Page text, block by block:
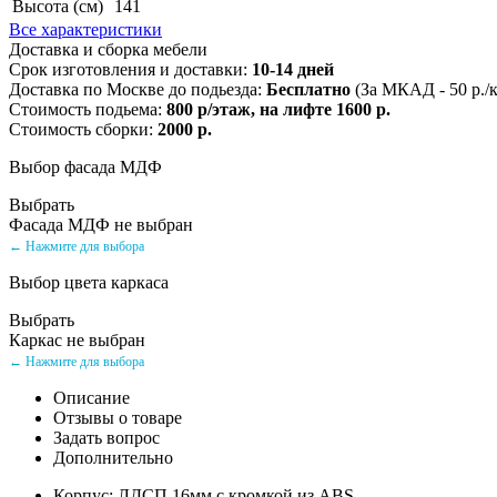
Высота (см)
141
Все характеристики
Доставка и сборка мебели
Срок изготовления и доставки: 10-14 дней
Доставка по Москве до подьезда: Бесплатно (За МКАД - 50 р./
Стоимость подьема: 800 р/этаж, на лифте 1600 р.
Стоимость сборки: 2000 р.
Выбор фасада МДФ
Выбрать
Фасада МДФ не выбран
← Нажмите для выбора
Выбор цвета каркаса
Выбрать
Каркас не выбран
← Нажмите для выбора
Описание
Отзывы о товаре
Задать вопрос
Дополнительно